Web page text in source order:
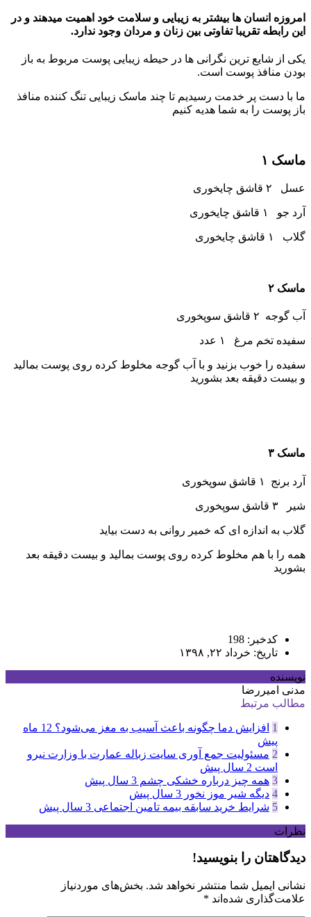
امروزه انسان ها بیشتر به زیبایی و سلامت خود اهمیت میدهند و در
این رابطه تقریبا تفاوتی بین زنان و مردان وجود ندارد.
یکی از شایع ترین نگرانی ها در حیطه زیبایی پوست مربوط به باز
بودن منافذ پوست است.
ما با دست پر خدمت رسیدیم تا چند ماسک زیبایی تنگ کننده منافذ
باز پوست را به شما هدیه کنیم
ماسک ۱
عسل ۲ قاشق چایخوری
آرد جو ۱ قاشق چایخوری
گلاب ۱ قاشق چایخوری
ماسک ۲
آب گوجه ۲ قاشق سوپخوری
سفیده تخم مرغ ۱ عدد
سفیده را خوب بزنید و با آب گوجه مخلوط کرده روی پوست بمالید
و بیست دقیقه بعد بشورید
ماسک ۳
آرد برنج ۱ قاشق سوپخوری
شیر ۳ قاشق سوپخوری
گلاب به اندازه ای که خمیر روانی به دست بیاید
همه را با هم مخلوط کرده روی پوست بمالید و بیست دقیقه بعد
بشورید
کدخبر: 198
تاریخ: خرداد ۲۲, ۱۳۹۸
نویسنده
مدنی امیررضا
مطالب مرتبط
1 افزایش دما چگونه باعث آسیب به مغز می‌شود؟
12 ماه
پیش
2 مسئولیت جمع آوری سایت زباله عمارت با وزارت نیرو
است 2 سال پیش
3 همه چیز درباره خشکی چشم 3 سال پیش
4 دیگه شیر موز نخور 3 سال پیش
5 شرایط خرید سابقه بیمه تامین اجتماعی 3 سال پیش
نظرات
دیدگاهتان را بنویسید!
نشانی ایمیل شما منتشر نخواهد شد. بخش‌های موردنیاز
علامت‌گذاری شده‌اند *